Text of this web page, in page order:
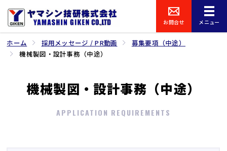
お問合せ メニュー
ホーム 採用メッセージ / PR動画
募集要項（中途）
機械製図・設計事務（中途）
機械製図・設計事務（中途）
APPLICATION REQUIREMENTS